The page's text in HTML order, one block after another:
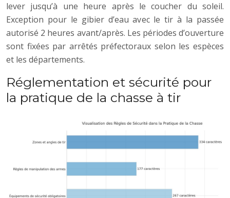
lever jusqu’à une heure après le coucher du soleil.
Exception pour le gibier d’eau avec le tir à la passée
autorisé 2 heures avant/après. Les périodes d’ouverture
sont fixées par arrêtés préfectoraux selon les espèces
et les départements.
Réglementation et sécurité pour
la pratique de la chasse à tir